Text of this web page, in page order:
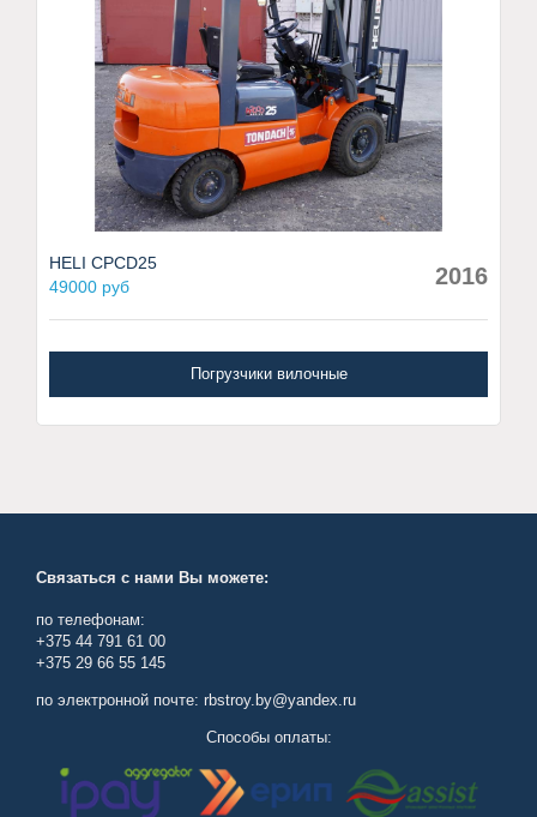
HELI CPCD25
49000 руб
2016
Погрузчики вилочные
Связаться с нами Вы можете:
по телефонам:
+375 44 791 61 00
+375 29 66 55 145
по электронной почте: rbstroy.by@yandex.ru
Способы оплаты: